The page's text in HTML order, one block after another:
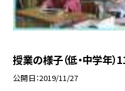
授業の様子（低・中学年）
公開日 2019/11/27